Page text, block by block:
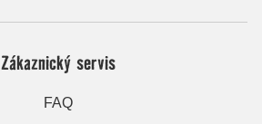
Zákaznický servis
FAQ